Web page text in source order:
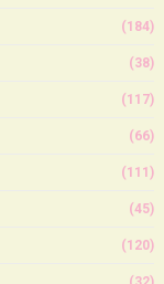
(184)
(38)
(117)
(66)
(111)
(45)
(120)